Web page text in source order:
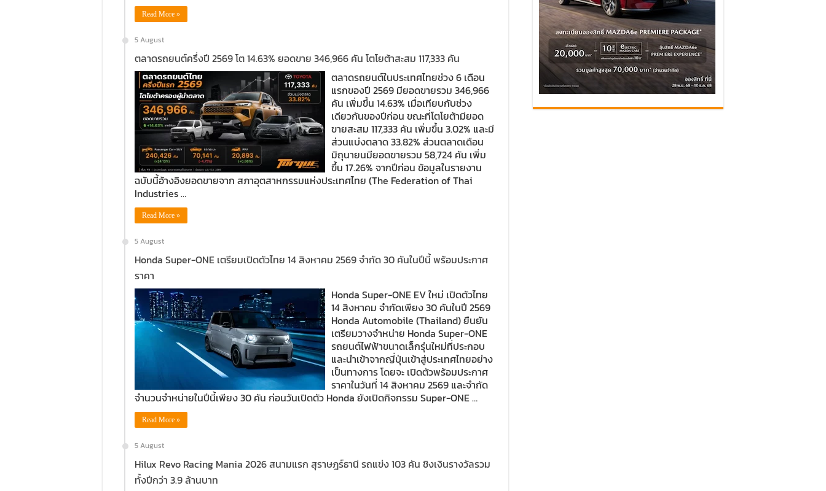
Read More »
5 August
ตลาดรถยนต์ครึ่งปี 2569 โต 14.63% ยอดขาย 346,966 คัน โตโยต้าสะสม 117,333 คัน
ตลาดรถยนต์ในประเทศไทยช่วง 6 เดือน
แรกของปี 2569 มียอดขายรวม 346,966
คัน เพิ่มขึ้น 14.63% เมื่อเทียบกับช่วง
เดียวกันของปีก่อน ขณะที่โตโยต้ามียอด
ขายสะสม 117,333 คัน เพิ่มขึ้น 3.02% และมี
ส่วนแบ่งตลาด 33.82% ส่วนตลาดเดือน
มิถุนายนมียอดขายรวม 58,724 คัน เพิ่ม
ขึ้น 17.26% จากปีก่อน ข้อมูลในรายงาน
ฉบับนี้อ้างอิงยอดขายจาก สภาอุตสาหกรรมแห่งประเทศไทย (The Federation of Thai
Industries …
Read More »
5 August
Honda Super-ONE เตรียมเปิดตัวไทย 14 สิงหาคม 2569 จำกัด 30 คันในปีนี้ พร้อมประกาศ
ราคา
Honda Super-ONE EV ใหม่ เปิดตัวไทย
14 สิงหาคม จำกัดเพียง 30 คันในปี 2569
Honda Automobile (Thailand) ยืนยัน
เตรียมวางจำหน่าย Honda Super-ONE
รถยนต์ไฟฟ้าขนาดเล็กรุ่นใหม่ที่ประกอบ
และนำเข้าจากญี่ปุ่นเข้าสู่ประเทศไทยอย่าง
เป็นทางการ โดยจะ เปิดตัวพร้อมประกาศ
ราคาในวันที่ 14 สิงหาคม 2569 และจำกัด
จำนวนจำหน่ายในปีนี้เพียง 30 คัน ก่อนวันเปิดตัว Honda ยังเปิดกิจกรรม Super-ONE …
Read More »
5 August
Hilux Revo Racing Mania 2026 สนามแรก สุราษฎร์ธานี รถแข่ง 103 คัน ชิงเงินรางวัลรวม
ทั้งปีกว่า 3.9 ล้านบาท